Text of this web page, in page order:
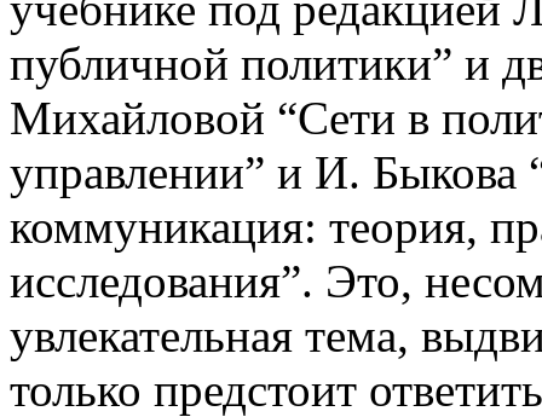
публичной политики” и
Михайловой “Сети в
управлении” и И. Быкова
коммуникация: теория,
исследования”. Это,
увлекательная тема,
только предстоит